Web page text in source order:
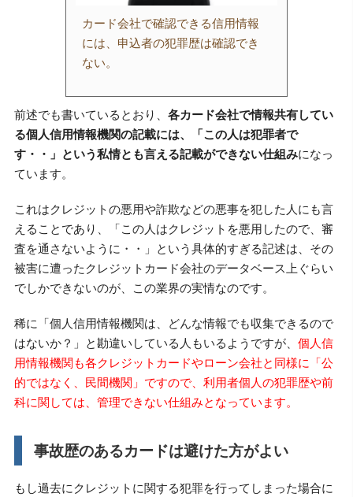
カード会社で確認できる信用情報
には、申込者の犯罪歴は確認でき
ない。
前述でも書いているとおり、 各カード会社で情報共有してい
る個人信用情報機関の記載には、「この人は犯罪者で
す・・」という私情とも言える記載ができない仕組みになっ
ています。
これはクレジットの悪用や詐欺などの悪事を犯した人にも言
えることであり、「この人はクレジットを悪用したので、審
査を通さないように・・」という具体的すぎる記述は、その
被害に遭ったクレジットカード会社のデータベース上ぐらい
でしかできないのが、この業界の実情なのです。
稀に「個人信用情報機関は、どんな情報でも収集できるので
はないか？」と勘違いしている人もいるようですが、 個人信
用情報機関も各クレジットカードやローン会社と同様に「公
的ではなく、民間機関」ですので、利用者個人の犯罪歴や前
科に関しては、管理できない仕組みとなっています。
事故歴のあるカードは避けた方がよい
もし過去にクレジットに関する犯罪を行ってしまった場合に